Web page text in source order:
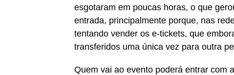
esgotaram em poucas horas, o que
entrada, principalmente porque, nas
tentando vender os e-tickets, que
transferidos uma única vez para outra
Quem vai ao evento poderá entrar com